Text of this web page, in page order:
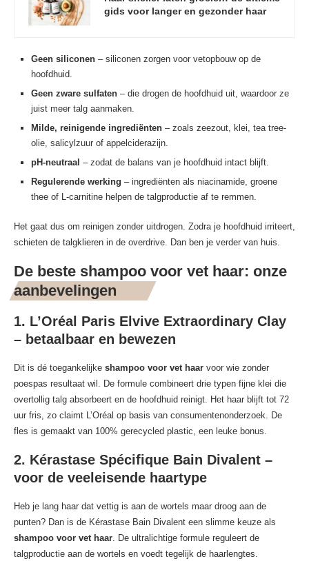
gids voor langer en gezonder haar
Geen siliconen – siliconen zorgen voor vetopbouw op de
hoofdhuid.
Geen zware sulfaten – die drogen de hoofdhuid uit, waardoor ze
juist meer talg aanmaken.
Milde, reinigende ingrediënten – zoals zeezout, klei, tea tree-
olie, salicylzuur of appelciderazijn.
pH-neutraal – zodat de balans van je hoofdhuid intact blijft.
Regulerende werking – ingrediënten als niacinamide, groene
thee of L-carnitine helpen de talgproductie af te remmen.
Het gaat dus om reinigen zonder uitdrogen. Zodra je hoofdhuid irriteert,
schieten de talgklieren in de overdrive. Dan ben je verder van huis.
De beste shampoo voor vet haar: onze
aanbevelingen
1. L’Oréal Paris Elvive Extraordinary Clay
– betaalbaar en bewezen
Dit is dé toegankelijke shampoo voor vet haar voor wie zonder
poespas resultaat wil. De formule combineert drie typen fijne klei die
overtollig talg absorbeert en de hoofdhuid reinigt. Het haar blijft tot 72
uur fris, zo claimt L’Oréal op basis van consumentenonderzoek. De
fles is gemaakt van 100% gerecycled plastic, een leuke bonus.
2. Kérastase Spécifique Bain Divalent –
voor de veeleisende haartype
Heb je lang haar dat vettig is aan de wortels maar droog aan de
punten? Dan is de Kérastase Bain Divalent een slimme keuze als
shampoo voor vet haar. De ultralichtige formule reguleert de
talgproductie aan de wortels en voedt tegelijk de haarlengtes.